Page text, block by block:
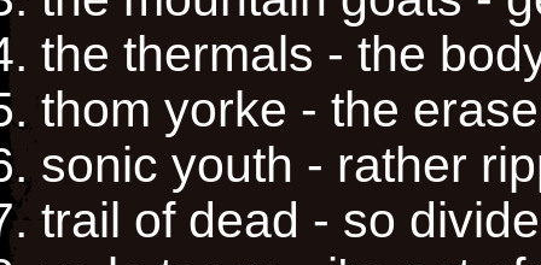
the thermals - the
thom yorke - the
sonic youth - rather
trail of dead - so